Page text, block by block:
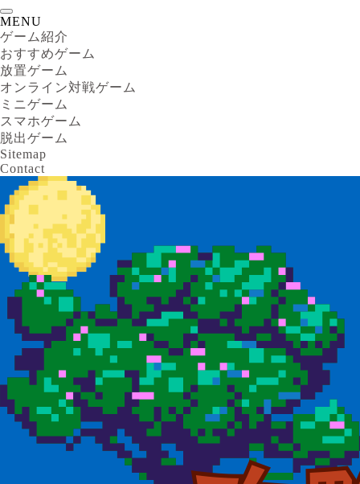
MENU
ゲーム紹介
おすすめゲーム
放置ゲーム
オンライン対戦ゲーム
ミニゲーム
スマホゲーム
脱出ゲーム
Sitemap
Contact